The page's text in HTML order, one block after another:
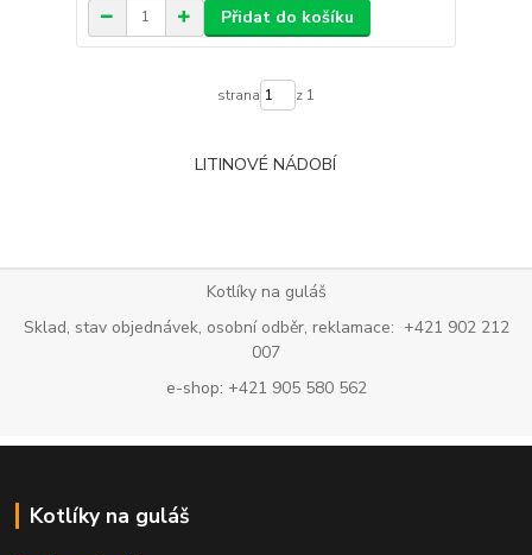
Přidat do košíku
strana z 1
LITINOVÉ NÁDOBÍ
Kotlíky na guláš
Sklad, stav objednávek, osobní odběr, reklamace: +421 902 212
007
e-shop: +421 905 580 562
Kotlíky na guláš